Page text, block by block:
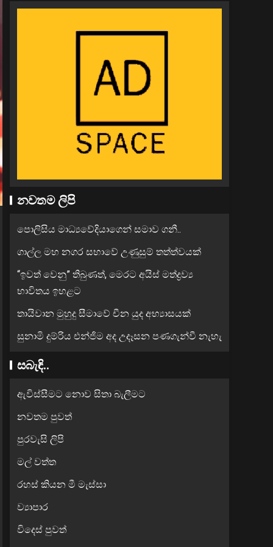
නවතම ලිපි
පොලිසිය මාධ්‍යවේදියාගෙන් සමාව ගනී..
ගාල්ල මහ නගර සභාවේ උණුසුම් තත්ත්වයක්
“ඉවත් වෙනු” තිබුණත්, මෙරට අයිස් මත්ද්‍රව්‍ය
භාවිතය ඉහළට
තායිවාන මුහුදු සීමාවේ චීන යුද අභ්‍යාසයක්
සුනාමි දුම්රිය එන්ජිම අද උදෑසන පණගැන්වී නැහැ
සබැඳි..
ඇවිස්සීමට නොව සිතා බැලීමට
නවතම පුවත්
පුරවැසි ලිපි
මල් වත්ත
රහස් කියන මී මැස්සා
ව්‍යාපාර
විදෙස් පුවත්